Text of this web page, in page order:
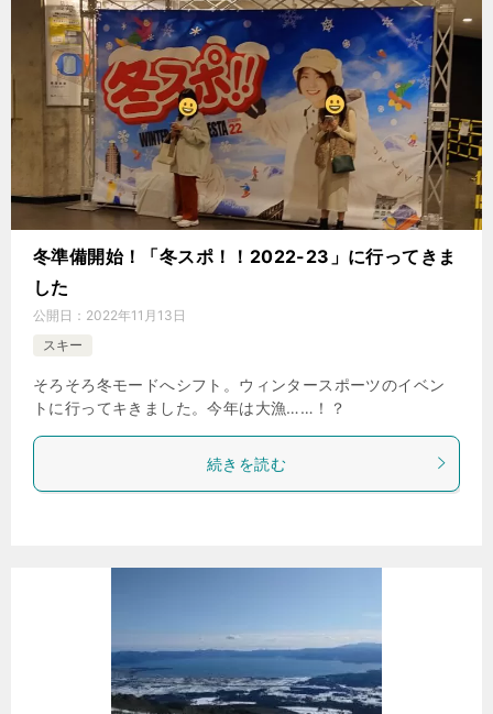
冬準備開始！「冬スポ！！2022-23」に行ってきま
した
公開日： 2022年11月13日
スキー
そろそろ冬モードへシフト。ウィンタースポーツのイベン
トに行ってキきました。今年は大漁……！？
続きを読む